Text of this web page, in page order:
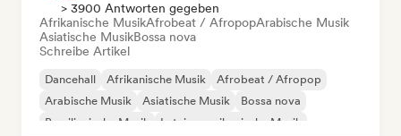
> 3900 Antworten gegeben
Afrikanische MusikAfrobeat / AfropopArabische Musik
Asiatische MusikBossa nova
Schreibe Artikel
Dancehall Afrikanische Musik
Afrobeat / Afropop
Arabische Musik
Asiatische Musik
Bossa nova
Brasilianische Musik
Lateinamerikanische Musik